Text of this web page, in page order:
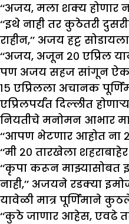
‘‘अजय, मला शक्य होणार
‘‘इथे नाही तर कुठेतरी
राहीन,’’ अजय हट्ट
‘‘अजय, अजून २० एप्रिल
पण अजय सहज सांगून
१५ एप्रिलला अचानक
एप्रिलपर्यंत दिल्लीत
नियतीचे मनोमन आभार
‘‘आपण भेटणार आहोत ना
‘‘मी २० तारखेला
‘‘कृपा करून
नाही,’’ अजयने रडक्या
यावेळी मात्र पूर्णिमाने
‘‘कुठे जाणार आहेस, एवढे